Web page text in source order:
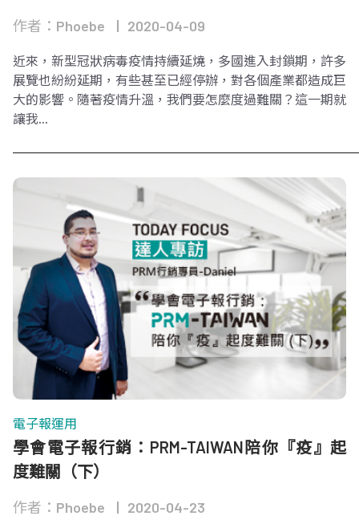
作者：Phoebe 2020-04-09
近來，新型冠狀病毒疫情持續延燒，多國進入封鎖期，許多
展覽也紛紛延期，有些甚至已經停辦，對各個產業都造成巨
大的影響。隨著疫情升溫，我們要怎麼度過難關？這一期就
讓我...
電子報運用
學會電子報行銷：PRM-TAIWAN陪你『疫』起
度難關（下）
作者：Phoebe 2020-04-23